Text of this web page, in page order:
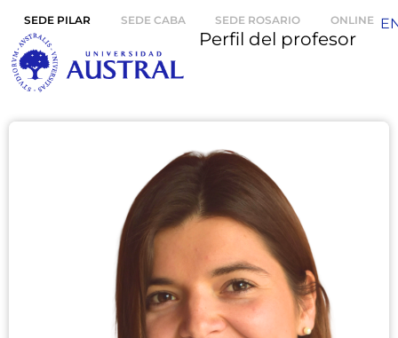
SEDE PILAR SEDE CABA SEDE ROSARIO ONLINE
Perfil del profesor